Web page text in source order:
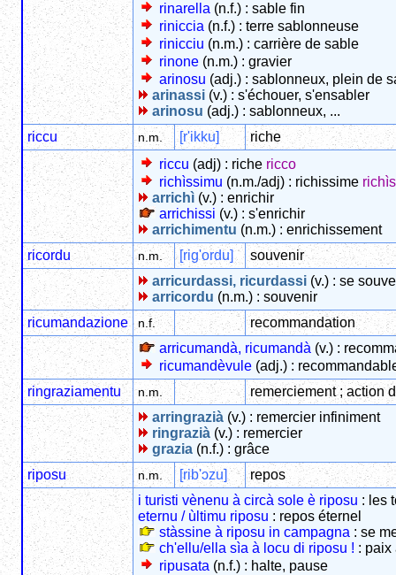
rinarella (n.f.) : sable fin
riniccia (n.f.) : terre sablonneuse
rinicciu (n.m.) : carrière de sable
rinone (n.m.) : gravier
arinosu (adj.) : sablonneux, plein de
arinassi (v.) : s'échouer, s'ensabler
arinosu (adj.) : sablonneux, ...
riccu
n.m. [r'ikku]
riche
riccu (adj) : riche ricco
richìssimu (n.m./adj) : richissime
arrichì (v.) : enrichir
arrichissi (v.) : s'enrichir
arrichimentu (n.m.) : enrichissement
ricordu
n.m. [rig'ordu]
souvenir
arricurdassi, ricurdassi (v.) : se
arricordu (n.m.) : souvenir
ricumandazione
n.f.
recommandation
arricumandà, ricumandà (v.) :
ricumandèvule (adj.) :
ringraziamentu
n.m.
remerciement ; action
arringrazià (v.) : remercier infiniment
ringrazià (v.) : remercier
grazia (n.f.) : grâce
riposu
n.m. [rib'ɔzu]
repos
i turisti vènenu à circà sole è riposu : les
eternu / ùltimu riposu : repos éternel
stàssine à riposu in campagna : se
ch'ellu/ella sìa à locu di riposu ! : paix
ripusata (n.f.) : halte, pause